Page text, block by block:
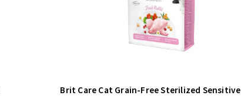
Brit Care Cat Grain-Free Sterilized Sensitive